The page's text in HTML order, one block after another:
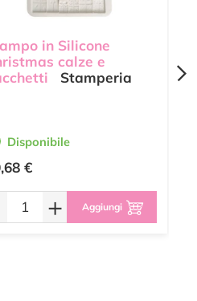
in Silicone
calze e
Stamperia
Disponibile
€
+ Aggiungi